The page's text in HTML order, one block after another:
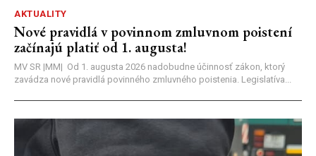
AKTUALITY
Nové pravidlá v povinnom zmluvnom poistení
začínajú platiť od 1. augusta!
MV SR |MM| Od 1. augusta 2026 nadobudne účinnosť zákon, ktorý
zavádza nové pravidlá povinného zmluvného poistenia. Legislatíva...